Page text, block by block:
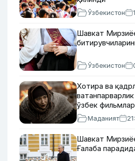
Ўзбекистон
Шавкат
Ўзбекистон
Хотира ва
ўзбек
Маданият
Шавкат
Ғалаба